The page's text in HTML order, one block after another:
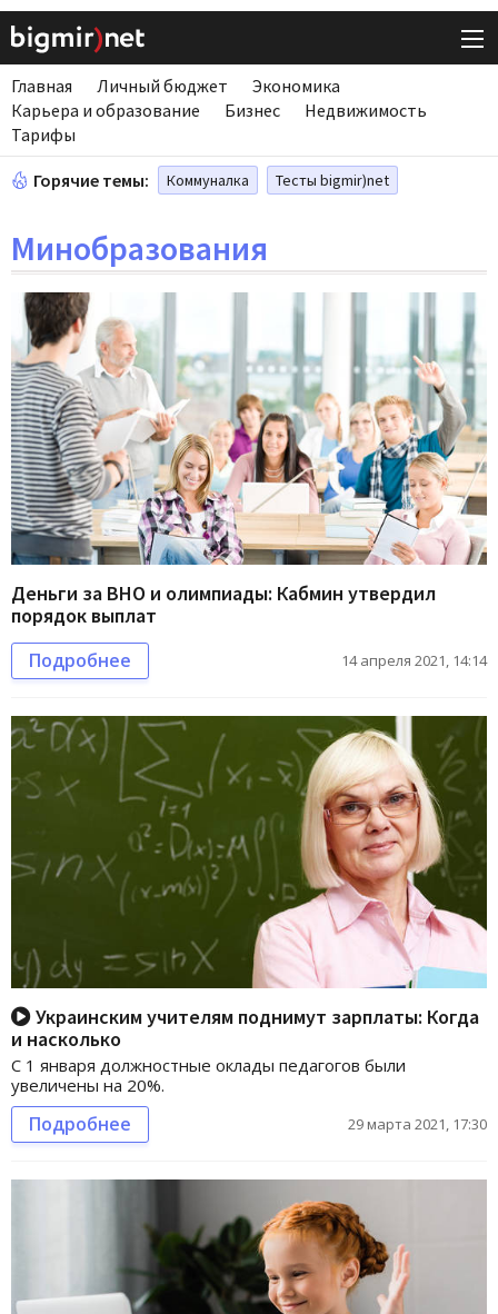
Главная Личный бюджет
Экономика
Карьера и образование
Бизнес
Недвижимость
Тарифы
Горячие темы: Коммуналка Тесты bigmir)net
Минобразования
Деньги за ВНО и олимпиады: Кабмин утвердил
порядок выплат
Подробнее 14 апреля 2021, 14:14
Украинским учителям поднимут зарплаты: Когда
и насколько
С 1 января должностные оклады педагогов были
увеличены на 20%.
Подробнее 29 марта 2021, 17:30